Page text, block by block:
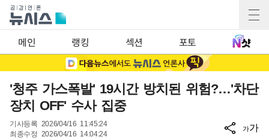
메인 랭킹 섹션 포토
'청주 가스폭발' 19시간 방치된 위험?…'차단
장치 OFF' 수사 집중
기사등록 2026/04/16 11:45:24
최종수정 2026/04/16 14:04:24
가가